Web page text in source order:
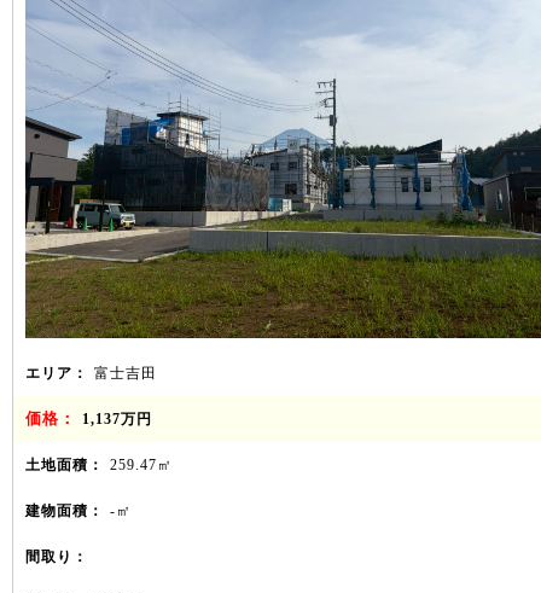
エリア： 富士吉田
価格： 1,137万円
土地面積： 259.47㎡
建物面積： -㎡
間取り：